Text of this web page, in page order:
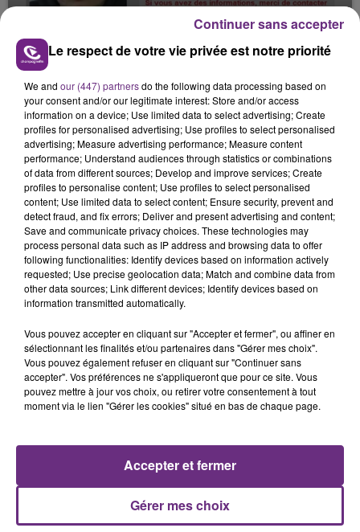
JAMAIS SANS MON FRÈRE
Julien Fourel n'a plus donné signé de vie depuis 5
mois. Sa sœur poursuit ses recherches pour le
retrouver.
LA CENTRALE NUCLÉAIRE DE CHOOZ
TOUJOURS À L'ARRÊT
Cela fait déjà une semaine que la centrale
nucléaire ardennaise est à l'arrêt. Une situation
justifiée par la sécheresse intense qui est toujours
présente.
TITRES DIFFUSÉS
13h53
13h53
A L'imparfaite
13h50
13h50
Where Is My Husband!
Le respect de votre vie privée est notre priorité
We and our (447) partnersdo the following data processing based on
your consent and/or our legitimate interest: Store and/or access
information on a device; Use limited data to select advertising; Create
profiles for personalised advertising; Use profiles to select personalised
advertising; Measure advertising performance; Measure content
performance; Understand audiences through statistics or combinations
of data from different sources; Develop and improve services; Create
profiles to personalise content; Use profiles to select personalised
content; Use limited data to select content; Ensure security, prevent and
detect fraud, and fix errors; Deliver and present advertising and content;
Save and communicate privacy choices. These technologies may
process personal data such as IP address and browsing data to offer
following functionalities: Identify devices based on information actively
requested; Use precise geolocation data; Match and combine data from
other data sources; Link different devices; Identify devices based on
information transmitted automatically.
Vous pouvez accepter en cliquant sur "Accepter et fermer", ou affiner en
sélectionnant les finalités et/ou partenaires dans "Gérer mes choix".
Vous pouvez également refuser en cliquant sur "Continuer sans
accepter". Vos préférences ne s'appliqueront que pour ce site. Vous
pouvez mettre à jour vos choix, ou retirer votre consentement à tout
moment via le lien "Gérer les cookies" situé en bas de chaque page.
Gérer mes choix
Accepter et fermer
Continuer sans accepter